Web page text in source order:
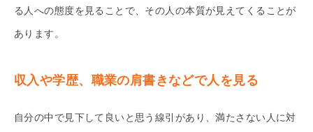
る人への態度を見ることで、その人の本質が見えてくることが
あります。
収入や学歴、職業の肩書きなどで人を見る
自分の中で見下して良いと思う線引があり、満たさない人に対